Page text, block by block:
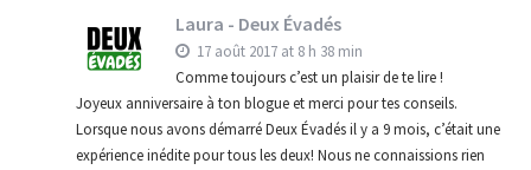
Laura - Deux Évadés
17 août 2017 at 8 h 38 min
Comme toujours c’est un plaisir de te lire !
Joyeux anniversaire à ton blogue et merci pour tes conseils.
Lorsque nous avons démarré Deux Évadés il y a 9 mois, c’était une
expérience inédite pour tous les deux! Nous ne connaissions rien